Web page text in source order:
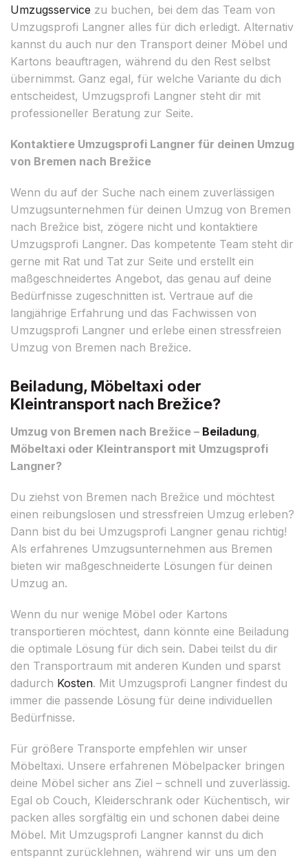
Umzugsservice zu buchen, bei dem das Team von
Umzugsprofi Langner alles für dich erledigt. Alternativ
kannst du auch nur den Transport deiner Möbel und
Kartons beauftragen, während du den Rest selbst
übernimmst. Ganz egal, für welche Variante du dich
entscheidest, Umzugsprofi Langner steht dir mit
professioneller Beratung zur Seite.
Kontaktiere Umzugsprofi Langner für deinen Umzug
von Bremen nach Brežice
Wenn du auf der Suche nach einem zuverlässigen
Umzugsunternehmen für deinen Umzug von Bremen
nach Brežice bist, zögere nicht und kontaktiere
Umzugsprofi Langner. Das kompetente Team steht dir
gerne mit Rat und Tat zur Seite und erstellt ein
maßgeschneidertes Angebot, das genau auf deine
Bedürfnisse zugeschnitten ist. Vertraue auf die
langjährige Erfahrung und das Fachwissen von
Umzugsprofi Langner und erlebe einen stressfreien
Umzug von Bremen nach Brežice.
Beiladung, Möbeltaxi oder
Kleintransport nach Brežice?
Umzug von Bremen nach Brežice – Beiladung,
Möbeltaxi oder Kleintransport mit Umzugsprofi
Langner?
Du ziehst von Bremen nach Brežice und möchtest
einen reibungslosen und stressfreien Umzug erleben?
Dann bist du bei Umzugsprofi Langner genau richtig!
Als erfahrenes Umzugsunternehmen aus Bremen
bieten wir maßgeschneiderte Lösungen für deinen
Umzug an.
Wenn du nur wenige Möbel oder Kartons
transportieren möchtest, dann könnte eine Beiladung
die optimale Lösung für dich sein. Dabei teilst du dir
den Transportraum mit anderen Kunden und sparst
dadurch Kosten. Mit Umzugsprofi Langner findest du
immer die passende Lösung für deine individuellen
Bedürfnisse.
Für größere Transporte empfehlen wir unser
Möbeltaxi. Unsere erfahrenen Möbelpacker bringen
deine Möbel sicher ans Ziel – schnell und zuverlässig.
Egal ob Couch, Kleiderschrank oder Küchentisch, wir
packen alles sorgfältig ein und schonen dabei deine
Möbel. Mit Umzugsprofi Langner kannst du dich
entspannt zurücklehnen, während wir uns um den